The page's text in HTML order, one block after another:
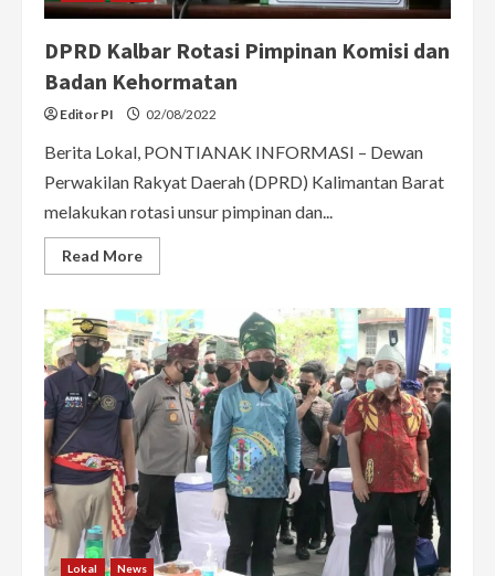
DPRD Kalbar Rotasi Pimpinan Komisi dan
Badan Kehormatan
Editor PI 02/08/2022
Berita Lokal, PONTIANAK INFORMASI – Dewan
Perwakilan Rakyat Daerah (DPRD) Kalimantan Barat
melakukan rotasi unsur pimpinan dan...
Read MoreRead
more
Kalbar
Rotasi
Pimpinan
Komisi
dan
Badan
Kehormatan
Lokal News